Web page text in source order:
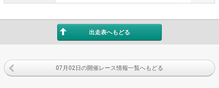
出走表へもどる
07月02日の開催レース情報一覧へもどる